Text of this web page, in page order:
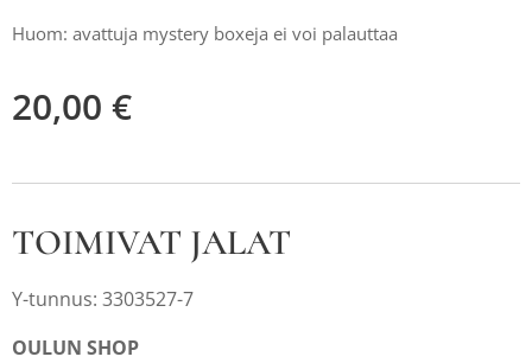
Huom: avattuja mystery boxeja ei voi palauttaa
20,00 €
TOIMIVAT JALAT
Y-tunnus: 3303527-7
OULUN SHOP